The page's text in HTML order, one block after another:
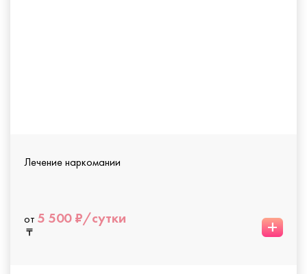
Лечение наркомании
от 5 500 ₽/сутки +